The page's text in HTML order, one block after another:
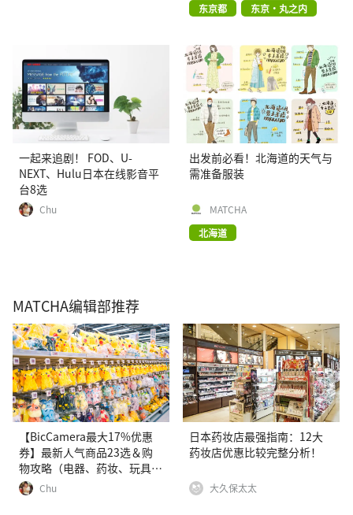
东京都
东京・丸之内
一起来追剧！ FOD、U-
NEXT、Hulu日本在线影音平
台8选
Chu
出发前必看！北海道的天气与
需准备服装
MATCHA
北海道
MATCHA编辑部推荐
【BicCamera最大17%优惠
券】最新人气商品23选＆购
物攻略（电器、药妆、玩具
等）Chu
日本药妆店最强指南：12大
药妆店优惠比较完整分析！
大久保太太